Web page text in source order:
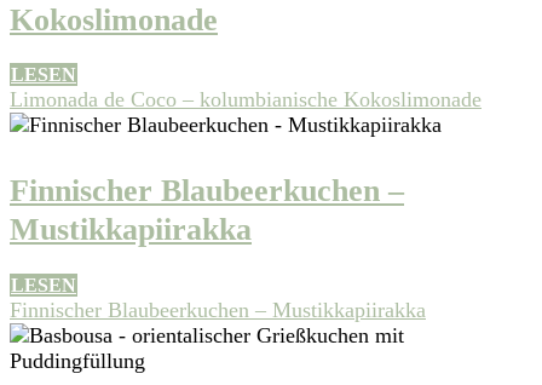
Kokoslimonade
LESEN
Limonada de Coco – kolumbianische Kokoslimonade
Finnischer Blaubeerkuchen –
Mustikkapiirakka
LESEN
Finnischer Blaubeerkuchen – Mustikkapiirakka